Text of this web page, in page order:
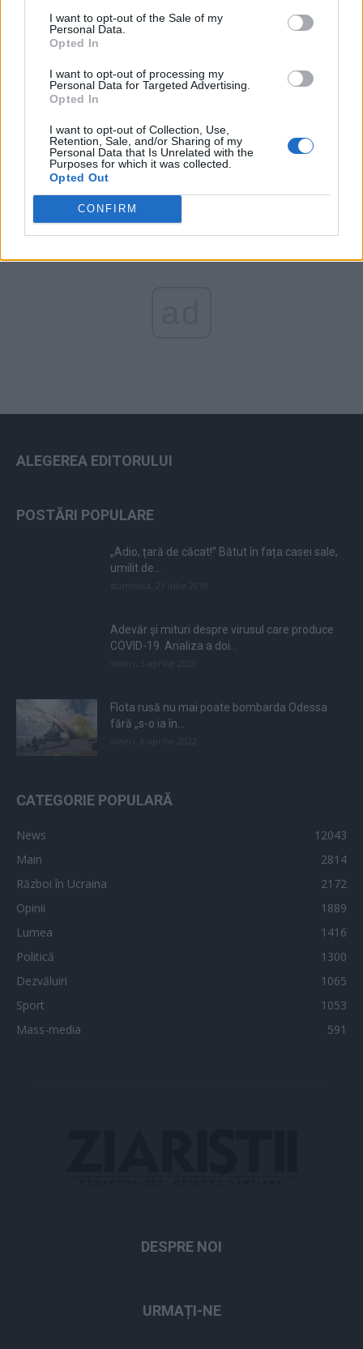
I want to opt-out of the Sale of my
Personal Data.
Opted In
I want to opt-out of processing my
Personal Data for Targeted Advertising.
Opted In
I want to opt-out of Collection, Use,
Retention, Sale, and/or Sharing of my
Personal Data that Is Unrelated with the
Purposes for which it was collected.
Opted Out
CONFIRM
România pe Primul Loc (Ponta)
Altul
Arhiva sondajelor
ALEGEREA EDITORULUI
POSTĂRI POPULARE
„Adio, țară de căcat!” Bătut în fața casei sale,
umilit de...
Adevăr și mituri despre virusul care produce
COVID-19. Analiza a doi...
Flota rusă nu mai poate bombarda Odessa
fără „s-o ia în...
CATEGORIE POPULARĂ
News
12043
Main
2814
Război în Ucraina
2172
Opinii
1889
Lumea
1416
Politică
1300
Dezvăluiri
1065
Sport
1053
Mass-media
591
DESPRE NOI
URMAȚI-NE